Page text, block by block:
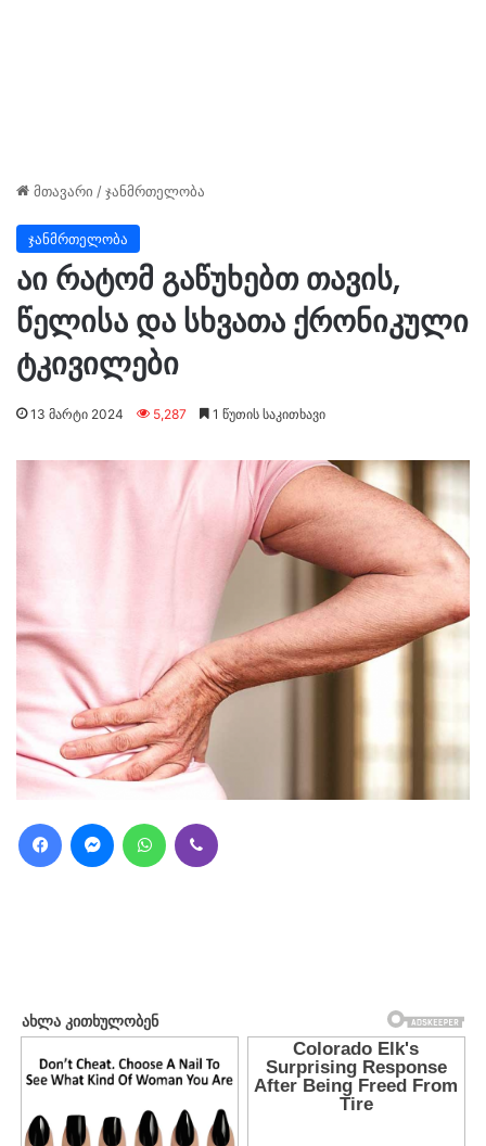
მთავარი /ჯანმრთელობა
ჯანმრთელობა
აი რატომ გაწუხებთ თავის,
წელისა და სხვათა ქრონიკული
ტკივილები
13 მარტი 2024 5,287 1 წუთის საკითხავი
FacebookMessengerWhatsApp